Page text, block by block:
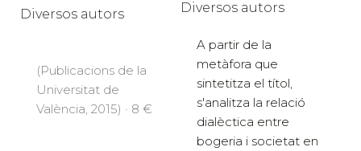
Diversos autors
(Publicacions de la
Universitat de
València, 2015) · 8 €
Diversos autors
A partir de la
metàfora que
sintetitza el títol,
s'analitza la relació
dialèctica entre
bogeria i societat en